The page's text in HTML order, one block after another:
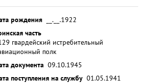
рождения
__.__.1922
часть
гвардейский истребительный
полк
документа 09.10.1945
поступления на службу 01.05.1941